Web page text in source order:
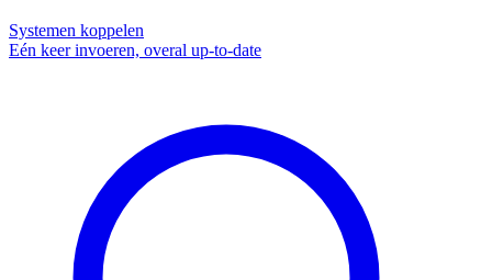
Systemen koppelen
Eén keer invoeren, overal up-to-date